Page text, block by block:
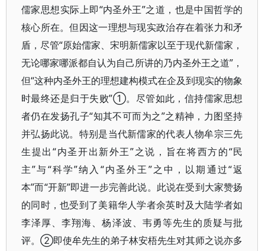
儒家思想实际上即“内圣外王”之道，也是中国哲学的
核心所在。但因这一理想与现实政治存在着张力和矛
盾，尽管“原始儒家、宋明新儒家以至于现代新儒家，
无论哪家哪派都自认为自己所讲的乃内圣外王之道”，
但“这种内圣外王的理想建构模式在企及到现实的物象
时最终还是归于失败”①。尽管如此，信持儒家思想
者仍在发扬孔子“知其不可而为之”之精神，力图坚持
并弘扬此说。特别是当代新儒家的代表人物牟宗三先
生提出“内圣开出新外王”之说，旨在将西方的“民
主”与“科学”纳入“内圣外王”之中，以期通过“返
本”而“开新”即进一步完善此说。此说在受到大家赞扬
的同时，也受到了美籍华人学者余英时及大陆学者如
李泽厚、李翔海、杨泽波、韦勇等先生的质疑与批
评。②即使牟先生的弟子林安梧先生对其师之说亦多